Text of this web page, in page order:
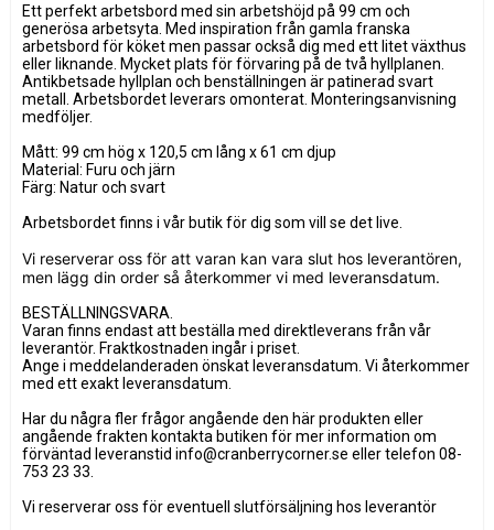
Ett perfekt arbetsbord med sin arbetshöjd på 99 cm och
generösa arbetsyta. Med inspiration från gamla franska
arbetsbord för köket men passar också dig med ett litet växthus
eller liknande. Mycket plats för förvaring på de två hyllplanen.
Antikbetsade hyllplan och benställningen är patinerad svart
metall. Arbetsbordet leverars omonterat. Monteringsanvisning
medföljer.
Mått: 99 cm hög x 120,5 cm lång x 61 cm djup
Material: Furu och järn
Färg: Natur och svart
Arbetsbordet finns i vår butik för dig som vill se det live.
Vi reserverar oss för att varan kan vara slut hos leverantören,
men lägg din order så återkommer vi med leveransdatum.
BESTÄLLNINGSVARA.
Varan finns endast att beställa med direktleverans från vår
leverantör. Fraktkostnaden ingår i priset.
Ange i meddelanderaden önskat leveransdatum. Vi återkommer
med ett exakt leveransdatum.
Har du några fler frågor angående den här produkten eller
angående frakten kontakta butiken för mer information om
förväntad leveranstid info@cranberrycorner.se eller telefon 08-
753 23 33.
Vi reserverar oss för eventuell slutförsäljning hos leverantör